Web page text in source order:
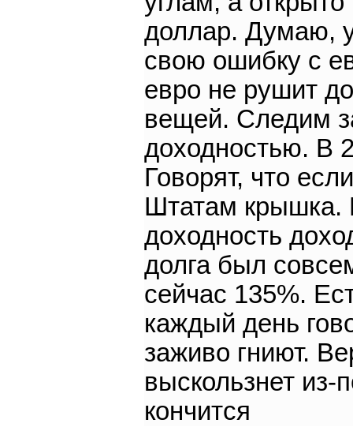
доллар. Думаю,
свою ошибку с
евро не рушит
вещей. Следим
доходностью. В
Говорят, что
Штатам крышка.
доходность
долга был
сейчас 135%.
каждый день
заживо гниют.
выскользнет из-
кончится